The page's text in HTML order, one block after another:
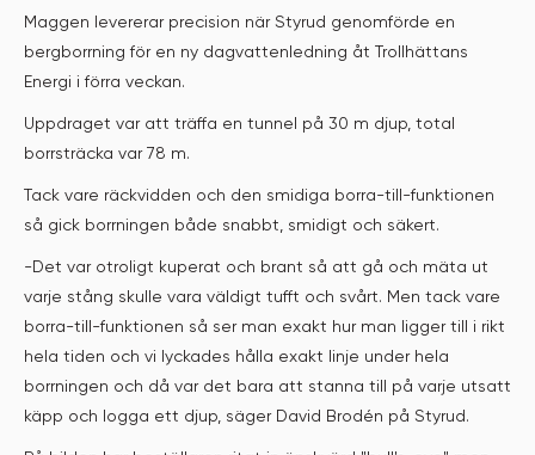
Maggen levererar precision när Styrud genomförde en
bergborrning för en ny dagvattenledning åt Trollhättans
Energi i förra veckan.
Uppdraget var att träffa en tunnel på 30 m djup, total
borrsträcka var 78 m.
Tack vare räckvidden och den smidiga borra-till-funktionen
så gick borrningen både snabbt, smidigt och säkert.
-Det var otroligt kuperat och brant så att gå och mäta ut
varje stång skulle vara väldigt tufft och svårt. Men tack vare
borra-till-funktionen så ser man exakt hur man ligger till i rikt
hela tiden och vi lyckades hålla exakt linje under hela
borrningen och då var det bara att stanna till på varje utsatt
käpp och logga ett djup, säger David Brodén på Styrud.